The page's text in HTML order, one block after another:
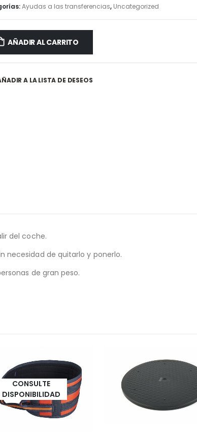
Ayudas a las transferencias, Uncategorized
AÑADIR AL CARRITO
A LA LISTA DE DESEOS
del coche.
necesidad de quitarlo y ponerlo.
de gran peso.
CONSULTE
DISPONIBILIDAD